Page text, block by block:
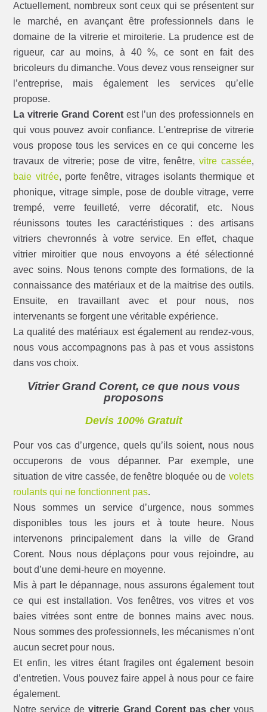
Actuellement, nombreux sont ceux qui se présentent sur
le marché, en avançant être professionnels dans le
domaine de la vitrerie et miroiterie. La prudence est de
rigueur, car au moins, à 40 %, ce sont en fait des
bricoleurs du dimanche. Vous devez vous renseigner sur
l’entreprise, mais également les services qu’elle
propose.
La vitrerie Grand Corentest l’un des professionnels en
qui vous pouvez avoir confiance. L'entreprise de vitrerie
vous propose tous les services en ce qui concerne les
travaux de vitrerie; pose de vitre, fenêtre, vitre cassée,
baie vitrée, porte fenêtre, vitrages isolants thermique et
phonique, vitrage simple, pose de double vitrage, verre
trempé, verre feuilleté, verre décoratif, etc. Nous
réunissons toutes les caractéristiques : des artisans
vitriers chevronnés à votre service. En effet, chaque
vitrier miroitier que nous envoyons a été sélectionné
avec soins. Nous tenons compte des formations, de la
connaissance des matériaux et de la maitrise des outils.
Ensuite, en travaillant avec et pour nous, nos
intervenants se forgent une véritable expérience.
La qualité des matériaux est également au rendez-vous,
nous vous accompagnons pas à pas et vous assistons
dans vos choix.
Vitrier Grand Corent, ce que nous vous
proposons
Devis 100% Gratuit
Pour vos cas d’urgence, quels qu’ils soient, nous nous
occuperons de vous dépanner. Par exemple, une
situation de vitre cassée, de fenêtre bloquée ou de volets
roulants qui ne fonctionnent pas.
Nous sommes un service d’urgence, nous sommes
disponibles tous les jours et à toute heure. Nous
intervenons principalement dans la ville de Grand
Corent. Nous nous déplaçons pour vous rejoindre, au
bout d’une demi-heure en moyenne.
Mis à part le dépannage, nous assurons également tout
ce qui est installation. Vos fenêtres, vos vitres et vos
baies vitrées sont entre de bonnes mains avec nous.
Nous sommes des professionnels, les mécanismes n’ont
aucun secret pour nous.
Et enfin, les vitres étant fragiles ont également besoin
d’entretien. Vous pouvez faire appel à nous pour ce faire
également.
Notre service devitrerie Grand Corent pas chervous